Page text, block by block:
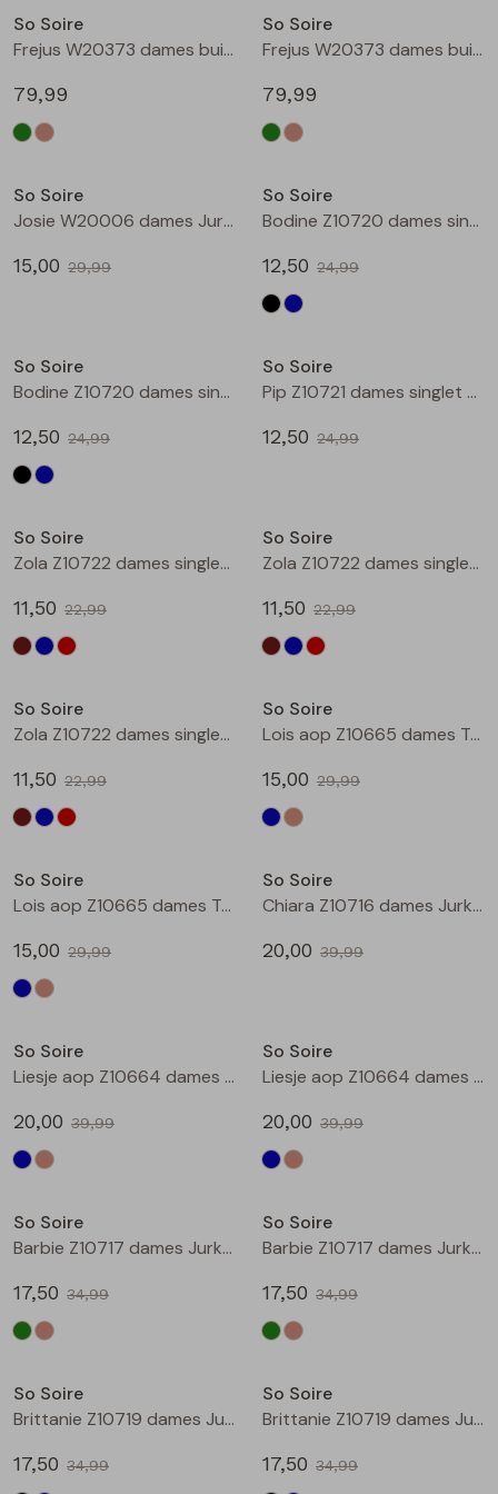
Blouses lange mouw
Sweatshirts
Jackjes
Blazers
Bermuda's
Bermuda's
Lange broek
Jackjes
Jassen
Rokken
Lange broeken
Lange broeken
Leggings
Tops
Vesten
So Soire
Frejus W20373 dames buiten jack Groen
79,99
So Soire
Frejus W20373 dames buiten jack Ecru naturel
79,99
So Soire
Josie W20006 dames Jurk Bruin
15,00 29,99
So Soire
Bodine Z10720 dames singlet Zwart
12,50 24,99
So Soire
Bodine Z10720 dames singlet Marine
12,50 24,99
So Soire
Pip Z10721 dames singlet Ecru
12,50 24,99
So Soire
Zola Z10722 dames singlet Bruin
11,50 22,99
So Soire
Zola Z10722 dames singlet Kobalt
11,50 22,99
So Soire
Zola Z10722 dames singlet Rood
11,50 22,99
So Soire
Lois aop Z10665 dames T-shirt km Indigo
15,00 29,99
So Soire
Lois aop Z10665 dames T-shirt km Taupe
15,00 29,99
So Soire
Chiara Z10716 dames Jurk Petrol
20,00 39,99
So Soire
Liesje aop Z10664 dames bermuda Indigo
20,00 39,99
So Soire
Liesje aop Z10664 dames bermuda Taupe
20,00 39,99
So Soire
Barbie Z10717 dames Jurk Army
17,50 34,99
So Soire
Barbie Z10717 dames Jurk Zand
17,50 34,99
So Soire
Brittanie Z10719 dames Jurk Zwart
17,50 34,99
So Soire
Brittanie Z10719 dames Jurk Marine
17,50 34,99